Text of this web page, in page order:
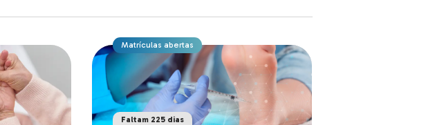
Matrículas abertas
Faltam 225 dias